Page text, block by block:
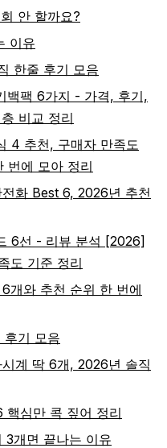
안 할까요?
이유
한줄 후기 모음
백팩 6가지 - 가격, 후기,
비교 정리
4 추천, 구매자 만족도
번에 모아 정리
화 Best 6, 2026년 추천
6선 - 리뷰 분석 [2026]
도 기준 정리
개와 추천 순위 한 번에
후기 모음
계 딱 6개, 2026년 솔직
핵심만 콕 짚어 정리
3개면 끝나는 이유